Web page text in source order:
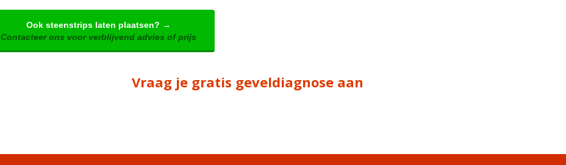
Ook steenstrips laten plaatsen? →
Contacteer ons voor verblijvend advies of prijs
Vraag je gratis geveldiagnose aan